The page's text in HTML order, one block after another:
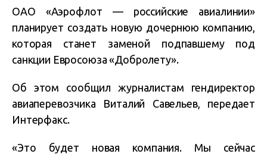
ОАО «Аэрофлот — российские авиалинии»
планирует создать новую дочернюю компанию,
которая станет заменой подпавшему под
санкции Евросоюза «Добролету».
Об этом сообщил журналистам гендиректор
авиаперевозчика Виталий Савельев, передает
Интерфакс.
«Это будет новая компания. Мы сейчас